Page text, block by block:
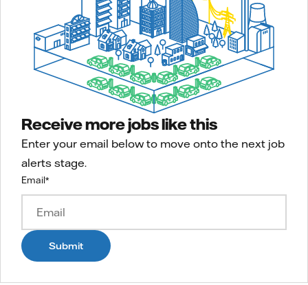
Receive more jobs like this
Enter your email below to move onto the next job
alerts stage.
Email*
Submit